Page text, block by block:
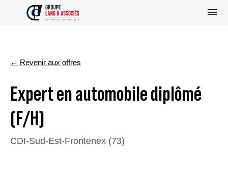
← Revenir aux offres
Expert en automobile diplômé
(F/H)
CDI-Sud-Est-Frontenex (73)